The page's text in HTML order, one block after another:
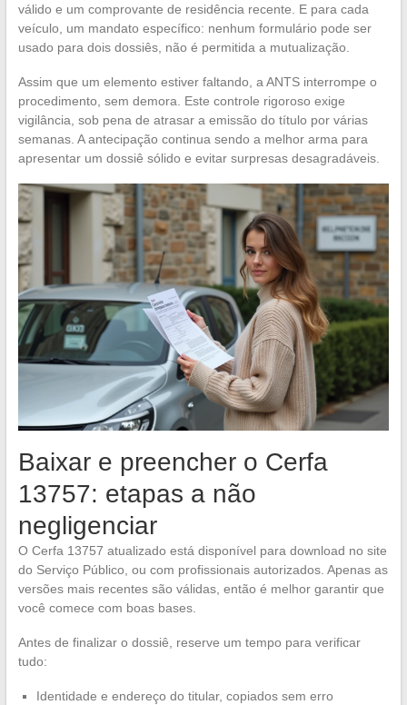
válido e um comprovante de residência recente. E para cada
veículo, um mandato específico: nenhum formulário pode ser
usado para dois dossiês, não é permitida a mutualização.
Assim que um elemento estiver faltando, a ANTS interrompe o
procedimento, sem demora. Este controle rigoroso exige
vigilância, sob pena de atrasar a emissão do título por várias
semanas. A antecipação continua sendo a melhor arma para
apresentar um dossiê sólido e evitar surpresas desagradáveis.
Baixar e preencher o Cerfa
13757: etapas a não
negligenciar
O Cerfa 13757 atualizado está disponível para download no site
do Serviço Público, ou com profissionais autorizados. Apenas as
versões mais recentes são válidas, então é melhor garantir que
você comece com boas bases.
Antes de finalizar o dossiê, reserve um tempo para verificar
tudo:
Identidade e endereço do titular, copiados sem erro